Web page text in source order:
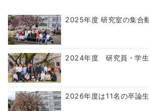
2025年度 研究室の集合
2024年度 研究員・学生
2026年度は11名の卒論生